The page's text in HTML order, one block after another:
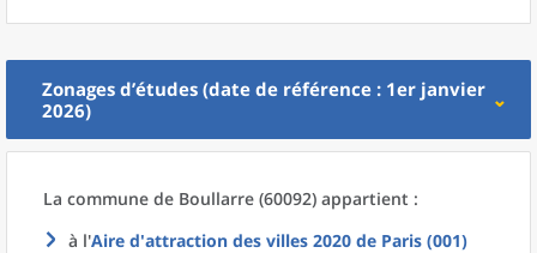
Zonages d’études (date de référence : 1er janvier
2026)
La commune de Boullarre (60092) appartient :
à l'Aire d'attraction des villes 2020 de Paris (001)